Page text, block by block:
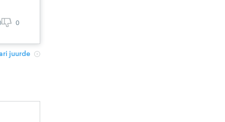
0
juurde